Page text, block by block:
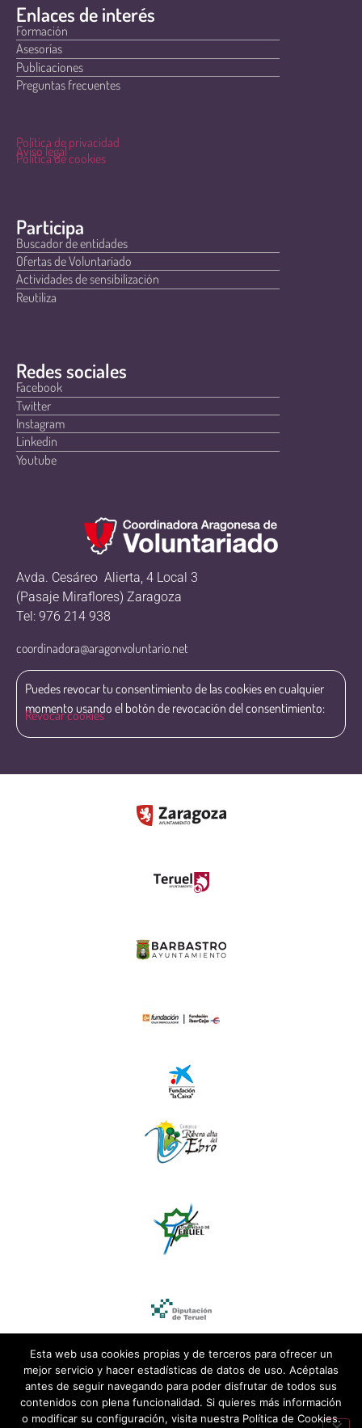
Enlaces de interés
Formación
Asesorías
Publicaciones
Preguntas frecuentes
Política de privacidad
Aviso legal
Política de cookies
Participa
Buscador de entidades
Ofertas de Voluntariado
Actividades de sensibilización
Reutiliza
Redes sociales
Facebook
Twitter
Instagram
Linkedin
Youtube
Avda. Cesáreo Alierta, 4 Local 3
(Pasaje Miraflores) Zaragoza
Tel: 976 214 938
coordinadora@aragonvoluntario.net
Puedes revocar tu consentimiento de las cookies en cualquier
momento usando el botón de revocación del consentimiento:
Revocar cookies
Esta web usa cookies propias y de terceros para ofrecer un
mejor servicio y hacer estadísticas de datos de uso. Acéptalas
antes de seguir navegando para poder disfrutar de todos sus
contenidos con plena funcionalidad. Si quieres más información
o modificar su configuración, visita nuestra Política de Cookies.